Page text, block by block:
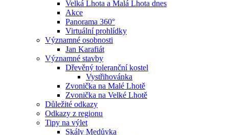
Velká Lhota a Malá Lhota dnes
Akce
Panorama 360°
Virtuální prohlídky
Významné osobnosti
Jan Karafiát
Významné stavby
Dřevěný toleranční kostel
Vystřihovánka
Zvonička na Malé Lhotě
Zvonička na Velké Lhotě
Důležité odkazy
Odkazy z regionu
Tipy na výlet
Skály Medůvka